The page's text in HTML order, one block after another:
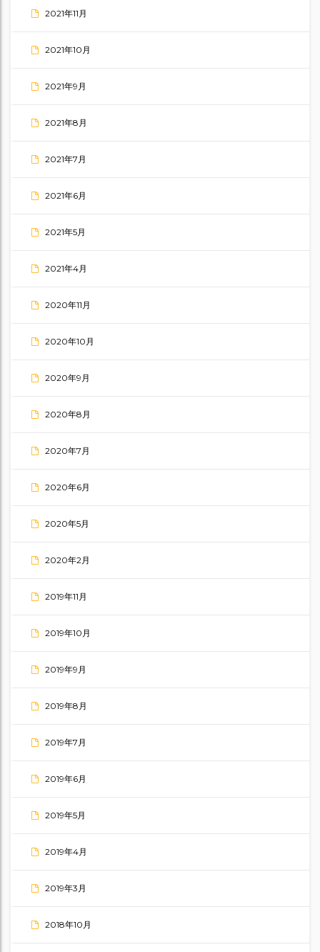
2021年11月
2021年10月
2021年9月
2021年8月
2021年7月
2021年6月
2021年5月
2021年4月
2020年11月
2020年10月
2020年9月
2020年8月
2020年7月
2020年6月
2020年5月
2020年2月
2019年11月
2019年10月
2019年9月
2019年8月
2019年7月
2019年6月
2019年5月
2019年4月
2019年3月
2018年10月